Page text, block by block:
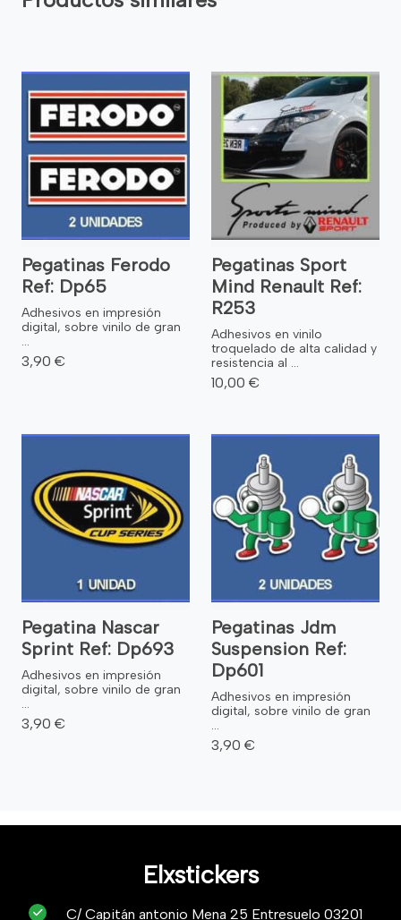
Pegatinas Ferodo
Ref: Dp65
Adhesivos en impresión
digital, sobre vinilo de gran
...
3,90 €
Pegatinas Sport
Mind Renault Ref:
R253
Adhesivos en vinilo
troquelado de alta calidad y
resistencia al ...
10,00 €
Pegatina Nascar
Sprint Ref: Dp693
Adhesivos en impresión
digital, sobre vinilo de gran
...
3,90 €
Pegatinas Jdm
Suspension Ref:
Dp601
Adhesivos en impresión
digital, sobre vinilo de gran
...
3,90 €
Elxstickers
C/ Capitán antonio Mena 25 Entresuelo 03201